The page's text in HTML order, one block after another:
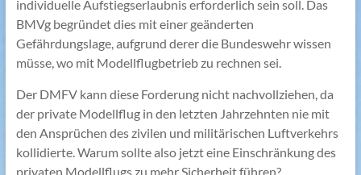
individuelle Aufstiegserlaubnis erforderlich sein soll. Das
BMVg begründet dies mit einer geänderten
Gefährdungslage, aufgrund derer die Bundeswehr wissen
müsse, wo mit Modellflugbetrieb zu rechnen sei.
Der DMFV kann diese Forderung nicht nachvollziehen, da
der private Modellflug in den letzten Jahrzehnten nie mit
den Ansprüchen des zivilen und militärischen Luftverkehrs
kollidierte. Warum sollte also jetzt eine Einschränkung des
privaten Modellflugs zu mehr Sicherheit führen?